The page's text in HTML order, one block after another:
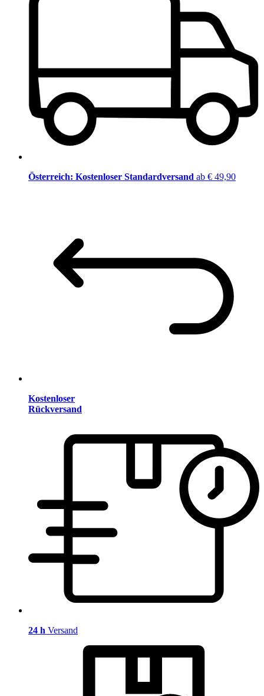
Österreich: Kostenloser Standardversand ab € 49,90
Kostenloser
Rückversand
24 h Versand